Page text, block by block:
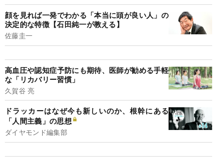
顔を見れば一発でわかる「本当に頭が良い人」の
決定的な特徴【石田純一が教える】
佐藤圭一
高血圧や認知症予防にも期待、医師が勧める手軽
な「リカバリー習慣」
久賀谷 亮
ドラッカーはなぜ今も新しいのか、根幹にある
「人間主義」の思想
ダイヤモンド編集部